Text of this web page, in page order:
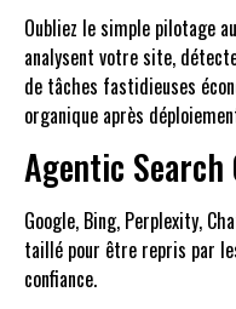
Oubliez le simple pilotage
analysent votre site,
de tâches fastidieuses
organique après
Agentic Search
Google, Bing, Perplexity,
taillé pour être repris par
confiance.